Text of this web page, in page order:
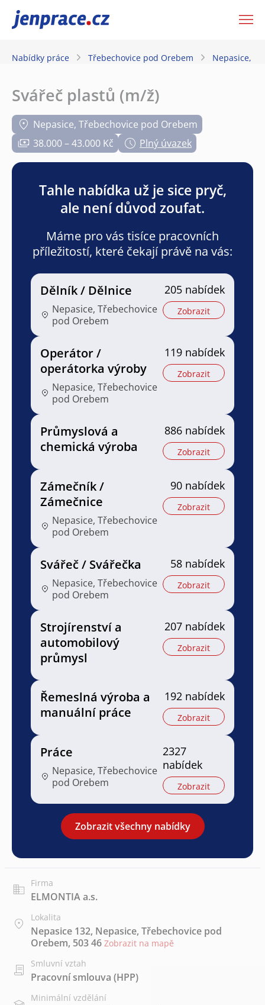
JenPráce.cz
Nabídky práce Třebechovice pod Orebem Nepasice,
Svářeč plastů (m/ž)
Nepasice, Třebechovice pod Orebem
38.000 – 43.000 Kč
Plný úvazek
Tahle nabídka už je sice pryč,
ale není důvod zoufat.
Máme pro vás tisíce pracovních
příležitostí, které čekají právě na vás:
Dělník / Dělnice
Nepasice, Třebechovice
pod Orebem
205 nabídek
Zobrazit
Operátor /
operátorka výroby
Nepasice, Třebechovice
pod Orebem
119 nabídek
Zobrazit
Průmyslová a
chemická výroba
886 nabídek
Zobrazit
Zámečník /
Zámečnice
Nepasice, Třebechovice
pod Orebem
90 nabídek
Zobrazit
Svářeč / Svářečka
Nepasice, Třebechovice
pod Orebem
58 nabídek
Zobrazit
Strojírenství a
automobilový
průmysl
207 nabídek
Zobrazit
Řemeslná výroba a
manuální práce
192 nabídek
Zobrazit
Práce
Nepasice, Třebechovice
pod Orebem
2327
nabídek
Zobrazit
Zobrazit všechny nabídky
Firma
ELMONTIA a.s.
Lokalita
Nepasice 132, Nepasice, Třebechovice pod
Orebem, 503 46 Zobrazit na mapě
Smluvní vztah
Pracovní smlouva (HPP)
Minimální vzdělání